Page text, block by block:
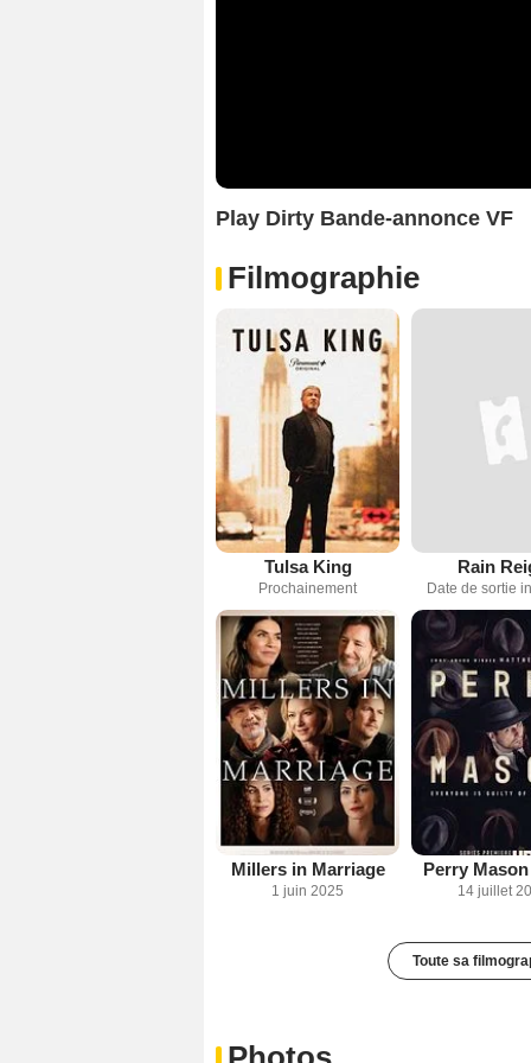
Play Dirty Bande-annonce VF
Filmographie
Tulsa King
Prochainement
Rain
Date de sortie
Millers in Marriage
1 juin 2025
Perry Mason
14 juillet
Toute sa